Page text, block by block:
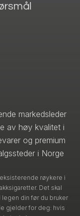
markedsleder
av høy kvalitet i
og premium
i Norge
røykere i
Det skal
legen din før du bruker
gjelder for deg: hvis